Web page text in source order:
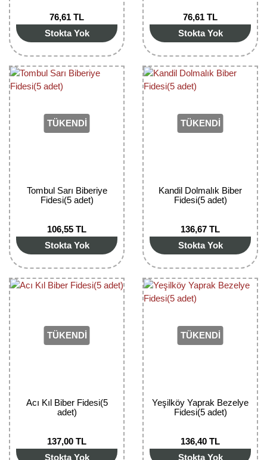
76,61 TL
Stokta Yok
76,61 TL
Stokta Yok
TÜKENDİ
Tombul Sarı Biberiye
Fidesi(5 adet)
106,55 TL
Stokta Yok
TÜKENDİ
Kandil Dolmalık Biber
Fidesi(5 adet)
136,67 TL
Stokta Yok
TÜKENDİ
Acı Kıl Biber Fidesi(5
adet)
137,00 TL
Stokta Yok
TÜKENDİ
Yeşilköy Yaprak Bezelye
Fidesi(5 adet)
136,40 TL
Stokta Yok
Kestane Fidanı
Kivi Fidanı
Kızılcık Fidanı
Liçi Fidanı
Malta Eriği Fidanı
Mango Fidanı
Muşmula Fidanı
Narenciye Fidanları